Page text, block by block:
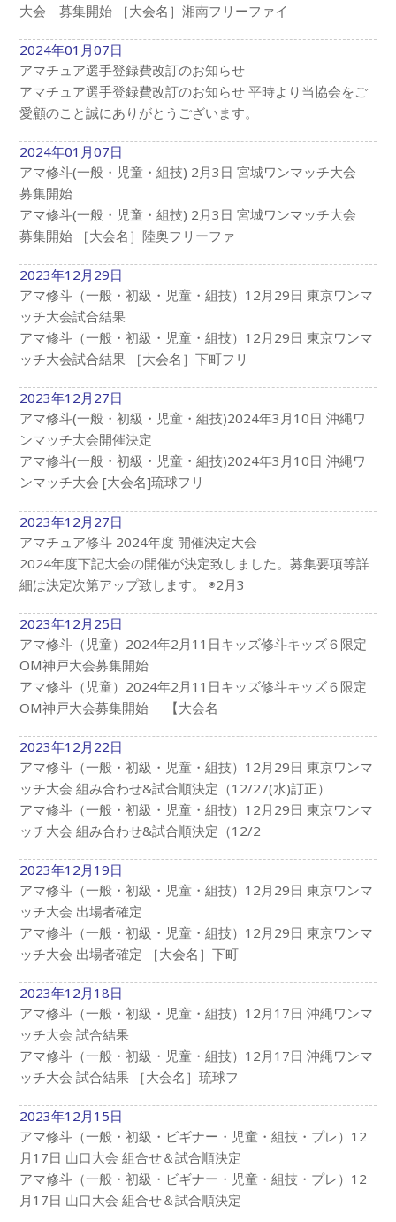
大会 募集開始 ［大会名］湘南フリーファイ
2024年01月07日
アマチュア選手登録費改訂のお知らせ
アマチュア選手登録費改訂のお知らせ 平時より当協会をご
愛顧のこと誠にありがとうございます。
2024年01月07日
アマ修斗(一般・児童・組技) 2月3日 宮城ワンマッチ大会
募集開始
アマ修斗(一般・児童・組技) 2月3日 宮城ワンマッチ大会
募集開始 ［大会名］陸奥フリーファ
2023年12月29日
アマ修斗（一般・初級・児童・組技）12月29日 東京ワンマ
ッチ大会試合結果
アマ修斗（一般・初級・児童・組技）12月29日 東京ワンマ
ッチ大会試合結果 ［大会名］下町フリ
2023年12月27日
アマ修斗(一般・初級・児童・組技)2024年3月10日 沖縄ワ
ンマッチ大会開催決定
アマ修斗(一般・初級・児童・組技)2024年3月10日 沖縄ワ
ンマッチ大会 [大会名]琉球フリ
2023年12月27日
アマチュア修斗 2024年度 開催決定大会
2024年度下記大会の開催が決定致しました。募集要項等詳
細は決定次第アップ致します。 ◉2月3
2023年12月25日
アマ修斗（児童）2024年2月11日キッズ修斗キッズ６限定
OM神戸大会募集開始
アマ修斗（児童）2024年2月11日キッズ修斗キッズ６限定
OM神戸大会募集開始 【大会名
2023年12月22日
アマ修斗（一般・初級・児童・組技）12月29日 東京ワンマ
ッチ大会 組み合わせ&試合順決定（12/27(水)訂正）
アマ修斗（一般・初級・児童・組技）12月29日 東京ワンマ
ッチ大会 組み合わせ&試合順決定（12/2
2023年12月19日
アマ修斗（一般・初級・児童・組技）12月29日 東京ワンマ
ッチ大会 出場者確定
アマ修斗（一般・初級・児童・組技）12月29日 東京ワンマ
ッチ大会 出場者確定 ［大会名］下町
2023年12月18日
アマ修斗（一般・初級・児童・組技）12月17日 沖縄ワンマ
ッチ大会 試合結果
アマ修斗（一般・初級・児童・組技）12月17日 沖縄ワンマ
ッチ大会 試合結果 ［大会名］琉球フ
2023年12月15日
アマ修斗（一般・初級・ビギナー・児童・組技・プレ）12
月17日 山口大会 組合せ＆試合順決定
アマ修斗（一般・初級・ビギナー・児童・組技・プレ）12
月17日 山口大会 組合せ＆試合順決定